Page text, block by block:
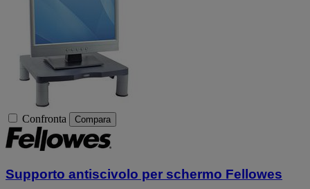
Confronta Compara
Supporto antiscivolo per schermo Fellowes